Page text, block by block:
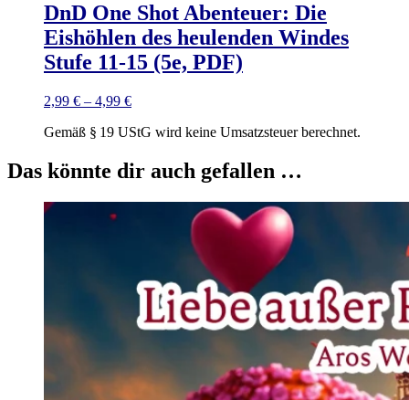
DnD One Shot Abenteuer: Die
Eishöhlen des heulenden Windes
Stufe 11-15 (5e, PDF)
2,99 € – 4,99 €
Gemäß § 19 UStG wird keine Umsatzsteuer berechnet.
Das könnte dir auch gefallen …